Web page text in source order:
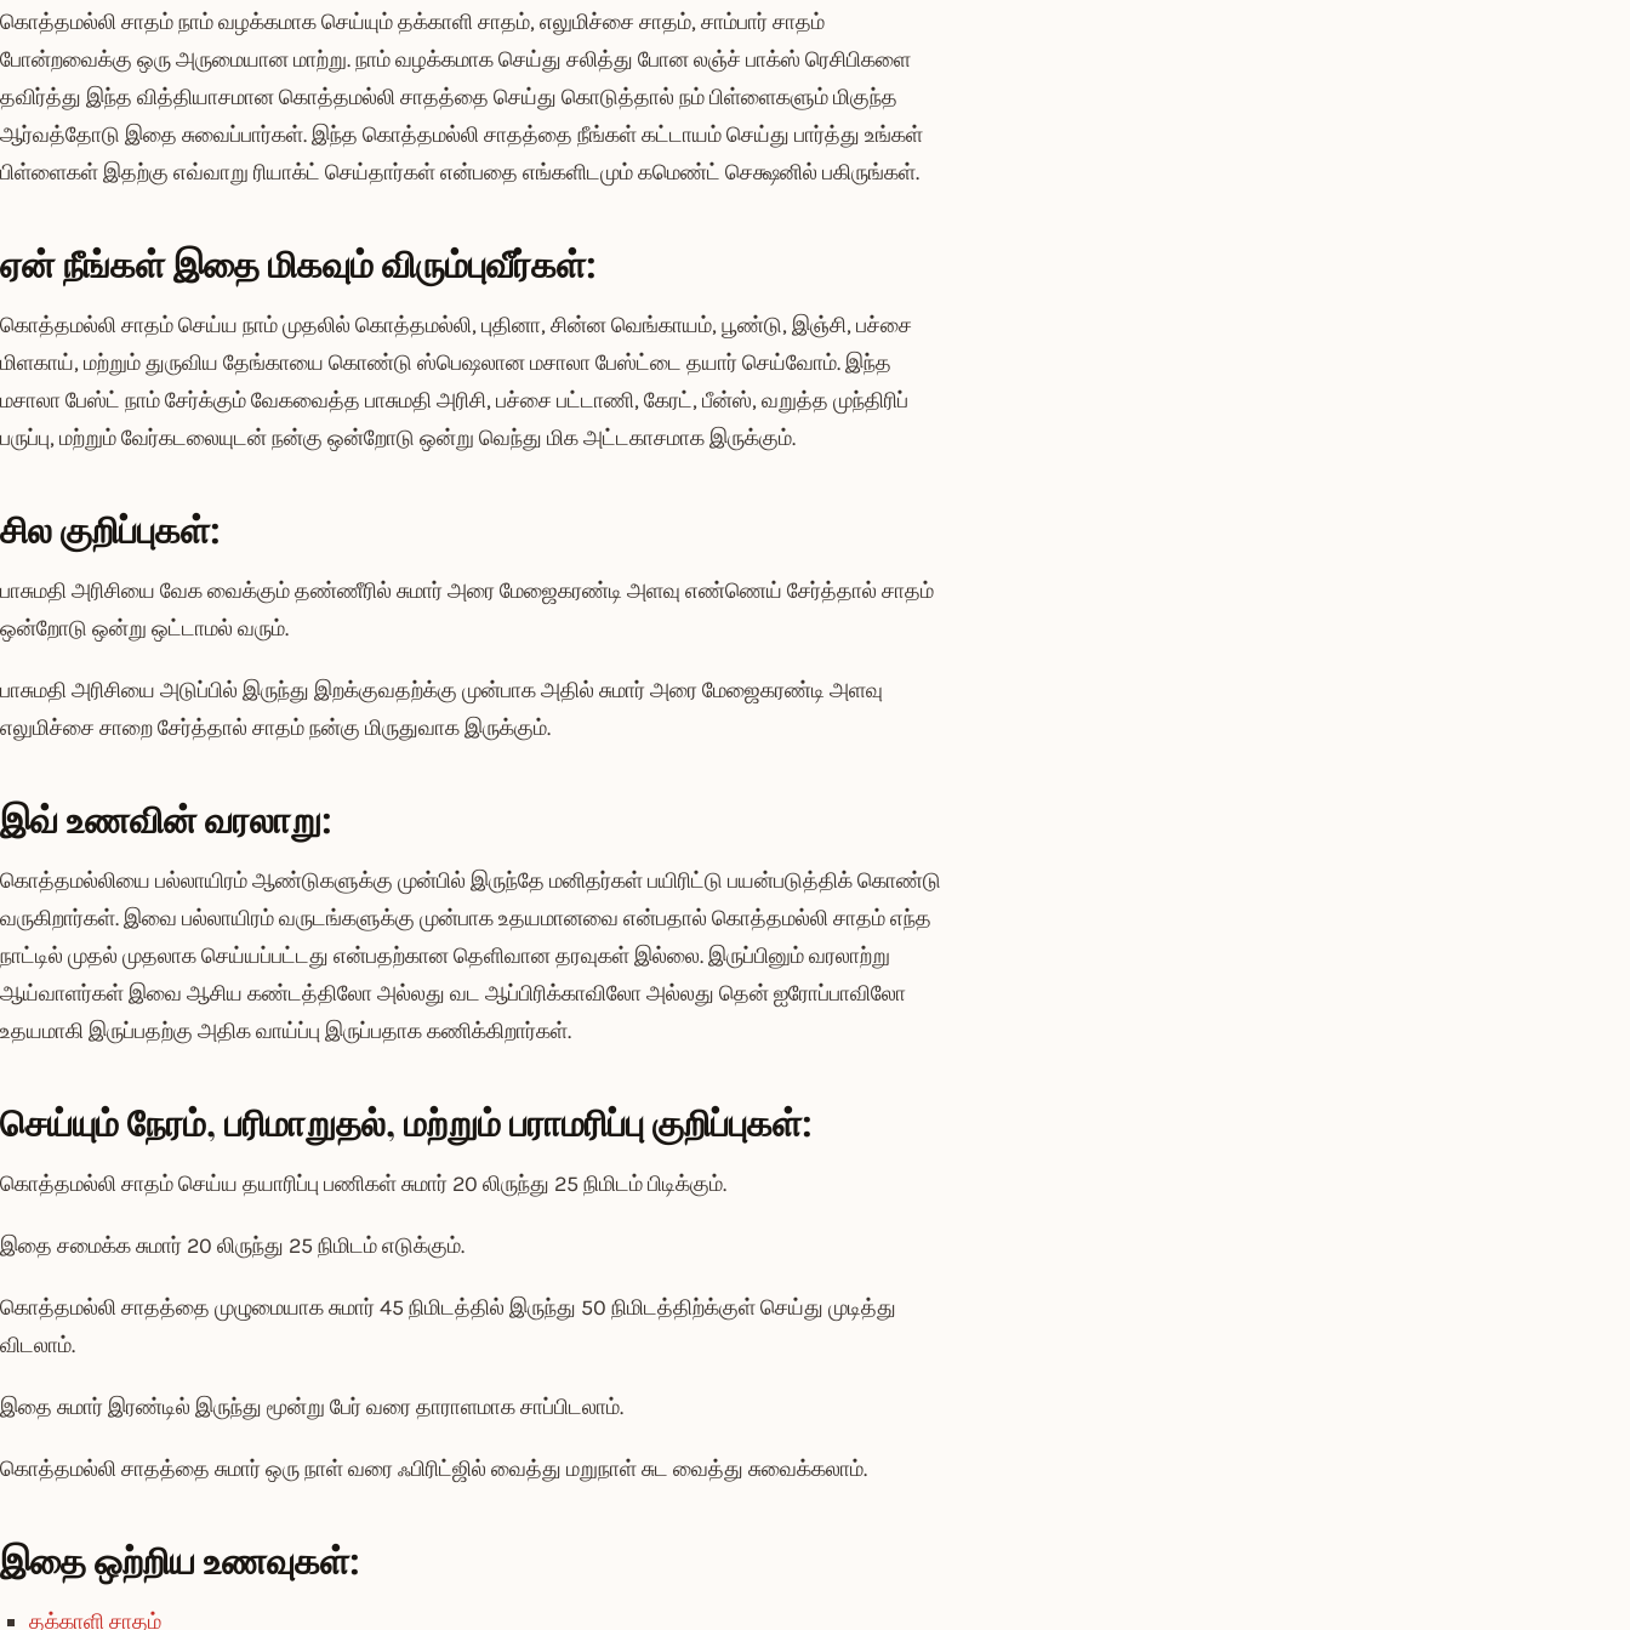
கொத்தமல்லி சாதம் நாம் வழக்கமாக செய்யும் தக்காளி சாதம், எலுமிச்சை சாதம், சாம்பார் சாதம்
போன்றவைக்கு ஒரு அருமையான மாற்று. நாம் வழக்கமாக செய்து சலித்து போன லஞ்ச் பாக்ஸ் ரெசிபிகளை
தவிர்த்து இந்த வித்தியாசமான கொத்தமல்லி சாதத்தை செய்து கொடுத்தால் நம் பிள்ளைகளும் மிகுந்த
ஆர்வத்தோடு இதை சுவைப்பார்கள். இந்த கொத்தமல்லி சாதத்தை நீங்கள் கட்டாயம் செய்து பார்த்து உங்கள்
பிள்ளைகள் இதற்கு எவ்வாறு ரியாக்ட் செய்தார்கள் என்பதை எங்களிடமும் கமெண்ட் செக்ஷனில் பகிருங்கள்.
ஏன் நீங்கள் இதை மிகவும் விரும்புவீர்கள்:
கொத்தமல்லி சாதம் செய்ய நாம் முதலில் கொத்தமல்லி, புதினா, சின்ன வெங்காயம், பூண்டு, இஞ்சி, பச்சை
மிளகாய், மற்றும் துருவிய தேங்காயை கொண்டு ஸ்பெஷலான மசாலா பேஸ்ட்டை தயார் செய்வோம். இந்த
மசாலா பேஸ்ட் நாம் சேர்க்கும் வேகவைத்த பாசுமதி அரிசி, பச்சை பட்டாணி, கேரட், பீன்ஸ், வறுத்த முந்திரிப்
பருப்பு, மற்றும் வேர்கடலையுடன் நன்கு ஒன்றோடு ஒன்று வெந்து மிக அட்டகாசமாக இருக்கும்.
சில குறிப்புகள்:
பாசுமதி அரிசியை வேக வைக்கும் தண்ணீரில் சுமார் அரை மேஜைகரண்டி அளவு எண்ணெய் சேர்த்தால் சாதம்
ஒன்றோடு ஒன்று ஒட்டாமல் வரும்.
பாசுமதி அரிசியை அடுப்பில் இருந்து இறக்குவதற்க்கு முன்பாக அதில் சுமார் அரை மேஜைகரண்டி அளவு
எலுமிச்சை சாறை சேர்த்தால் சாதம் நன்கு மிருதுவாக இருக்கும்.
இவ் உணவின் வரலாறு:
கொத்தமல்லியை பல்லாயிரம் ஆண்டுகளுக்கு முன்பில் இருந்தே மனிதர்கள் பயிரிட்டு பயன்படுத்திக் கொண்டு
வருகிறார்கள். இவை பல்லாயிரம் வருடங்களுக்கு முன்பாக உதயமானவை என்பதால் கொத்தமல்லி சாதம் எந்த
நாட்டில் முதல் முதலாக செய்யப்பட்டது என்பதற்கான தெளிவான தரவுகள் இல்லை. இருப்பினும் வரலாற்று
ஆய்வாளர்கள் இவை ஆசிய கண்டத்திலோ அல்லது வட ஆப்பிரிக்காவிலோ அல்லது தென் ஐரோப்பாவிலோ
உதயமாகி இருப்பதற்கு அதிக வாய்ப்பு இருப்பதாக கணிக்கிறார்கள்.
செய்யும் நேரம், பரிமாறுதல், மற்றும் பராமரிப்பு குறிப்புகள்:
கொத்தமல்லி சாதம் செய்ய தயாரிப்பு பணிகள் சுமார் 20 லிருந்து 25 நிமிடம் பிடிக்கும்.
இதை சமைக்க சுமார் 20 லிருந்து 25 நிமிடம் எடுக்கும்.
கொத்தமல்லி சாதத்தை முழுமையாக சுமார் 45 நிமிடத்தில் இருந்து 50 நிமிடத்திற்க்குள் செய்து முடித்து
விடலாம்.
இதை சுமார் இரண்டில் இருந்து மூன்று பேர் வரை தாராளமாக சாப்பிடலாம்.
கொத்தமல்லி சாதத்தை சுமார் ஒரு நாள் வரை ஃபிரிட்ஜில் வைத்து மறுநாள் சுட வைத்து சுவைக்கலாம்.
இதை ஒற்றிய உணவுகள்:
தக்காளி சாதம்